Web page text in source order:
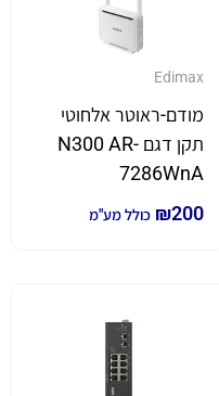
Edimax
מודם-ראוטר אלחוטי
תקן דגם N300 AR-
7286WnA
₪200 כולל מע"מ